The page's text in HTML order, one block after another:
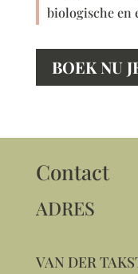
biologische en
BOEK NU
Contact
ADRES
VAN DER